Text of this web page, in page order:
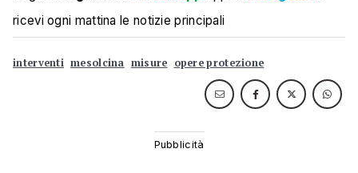
ricevi ogni mattina le notizie principali
interventi mesolcina misure opere protezione